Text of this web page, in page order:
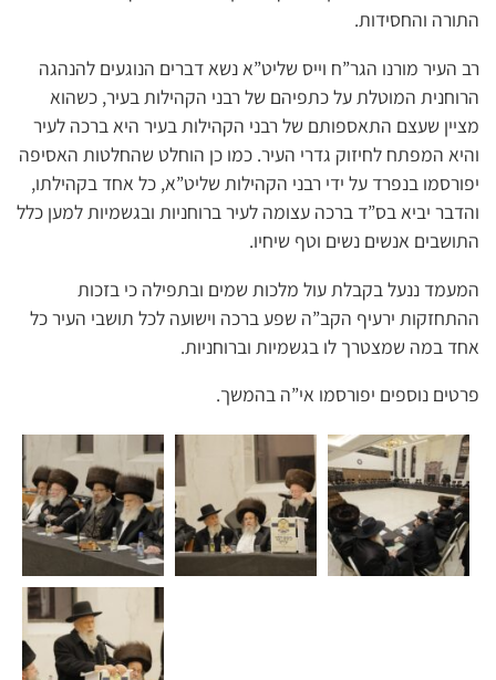
התורה והחסידות.
רב העיר מורנו הגר”ח וייס שליט”א נשא דברים הנוגעים להנהגה
הרוחנית המוטלת על כתפיהם של רבני הקהילות בעיר, כשהוא
מציין שעצם התאספותם של רבני הקהילות בעיר היא ברכה לעיר
והיא המפתח לחיזוק גדרי העיר. כמו כן הוחלט שהחלטות האסיפה
יפורסמו בנפרד על ידי רבני הקהילות שליט”א, כל אחד בקהילתו,
והדבר יביא בס”ד ברכה עצומה לעיר ברוחניות ובגשמיות למען כלל
התושבים אנשים נשים וטף שיחיו.
המעמד ננעל בקבלת עול מלכות שמים ובתפילה כי בזכות
ההתחזקות ירעיף הקב”ה שפע ברכה וישועה לכל תושבי העיר כל
אחד במה שמצטרך לו בגשמיות וברוחניות.
פרטים נוספים יפורסמו אי”ה בהמשך.